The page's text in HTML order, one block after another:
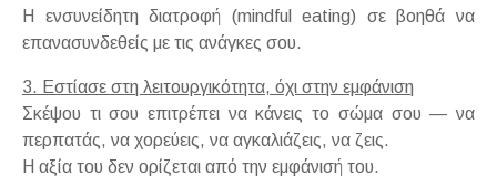
Η ενσυνείδητη διατροφή (mindful eating) σε βοηθά να
επανασυνδεθείς με τις ανάγκες σου.
3. Εστίασε στη λειτουργικότητα, όχι στην εμφάνιση
Σκέψου τι σου επιτρέπει να κάνεις το σώμα σου — να
περπατάς, να χορεύεις, να αγκαλιάζεις, να ζεις.
Η αξία του δεν ορίζεται από την εμφάνισή του.